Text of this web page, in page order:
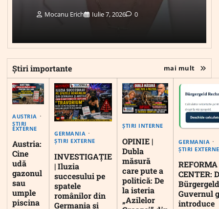
Mocanu Erich Iulie 7, 2026 0
Știri importante mai mult
AUSTRIA
ȘTIRI
EXTERNE
Austria:
Cine
udă
gazonul
sau
umple
piscina
GERMANIA
ȘTIRI EXTERNE
INVESTIGAȚIE
| Iluzia
succesului pe
spatele
românilor din
Germania și
ȘTIRI INTERNE
OPINIE |
Dubla
măsură
care pute a
politică: De
la isteria
„Azilelor
GERMANIA
ȘTIRI EXTERNE
CENTER:
Guvernul
introduce